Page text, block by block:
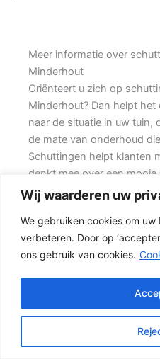
Wij waarderen uw
We gebruiken cookies om
verbeteren. Door op
ons gebruik van cookies.
Meer informatie over
Minderhout
Oriënteert u zich op
Minderhout? Dan helpt
naar de situatie in uw tuin,
de mate van onderhoud
Schuttingen helpt klanten
denkt mee over een mooie
Een nette tuinafscheiding
een paar schermen en
onderhoud, dan is een
combinatie vaak een
ook zaken mee zoals
hoogteverschillen,
bereikbaarheid van de tuin.